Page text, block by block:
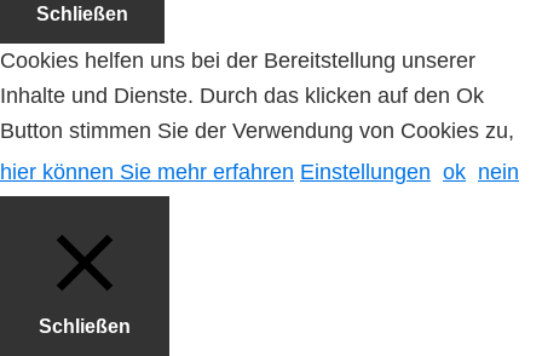
Schließen
Cookies helfen uns bei der Bereitstellung unserer
Inhalte und Dienste. Durch das klicken auf den Ok
Button stimmen Sie der Verwendung von Cookies zu,
hier können Sie mehr erfahren Einstellungen ok nein
Schließen